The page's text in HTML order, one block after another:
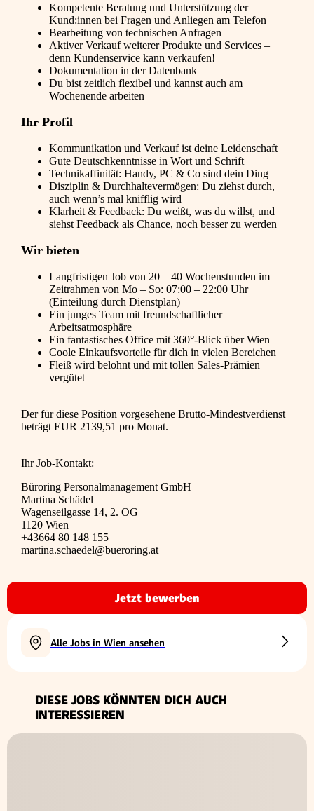
Kompetente Beratung und Unterstützung der
Kund:innen bei Fragen und Anliegen am Telefon
Bearbeitung von technischen Anfragen
Aktiver Verkauf weiterer Produkte und Services –
denn Kundenservice kann verkaufen!
Dokumentation in der Datenbank
Du bist zeitlich flexibel und kannst auch am
Wochenende arbeiten
Ihr Profil
Kommunikation und Verkauf ist deine Leidenschaft
Gute Deutschkenntnisse in Wort und Schrift
Technikaffinität: Handy, PC & Co sind dein Ding
Disziplin & Durchhaltevermögen: Du ziehst durch,
auch wenn’s mal knifflig wird
Klarheit & Feedback: Du weißt, was du willst, und
siehst Feedback als Chance, noch besser zu werden
Wir bieten
Langfristigen Job von 20 – 40 Wochenstunden im
Zeitrahmen von Mo – So: 07:00 – 22:00 Uhr
(Einteilung durch Dienstplan)
Ein junges Team mit freundschaftlicher
Arbeitsatmosphäre
Ein fantastisches Office mit 360°-Blick über Wien
Coole Einkaufsvorteile für dich in vielen Bereichen
Fleiß wird belohnt und mit tollen Sales-Prämien
vergütet
Der für diese Position vorgesehene Brutto-Mindestverdienst
beträgt EUR 2139,51 pro Monat.
Ihr Job-Kontakt:
Büroring Personalmanagement GmbH
Martina Schädel
Wagenseilgasse 14, 2. OG
1120 Wien
+43664 80 148 155
martina.schaedel@bueroring.at
Jetzt bewerben
Alle Jobs in Wien ansehen
DIESE JOBS KÖNNTEN DICH AUCH
INTERESSIEREN